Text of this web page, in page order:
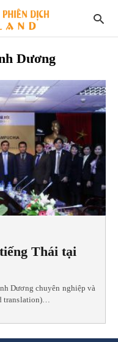
Dương
Thái tại
Dương chuyên nghiệp và
translation)…